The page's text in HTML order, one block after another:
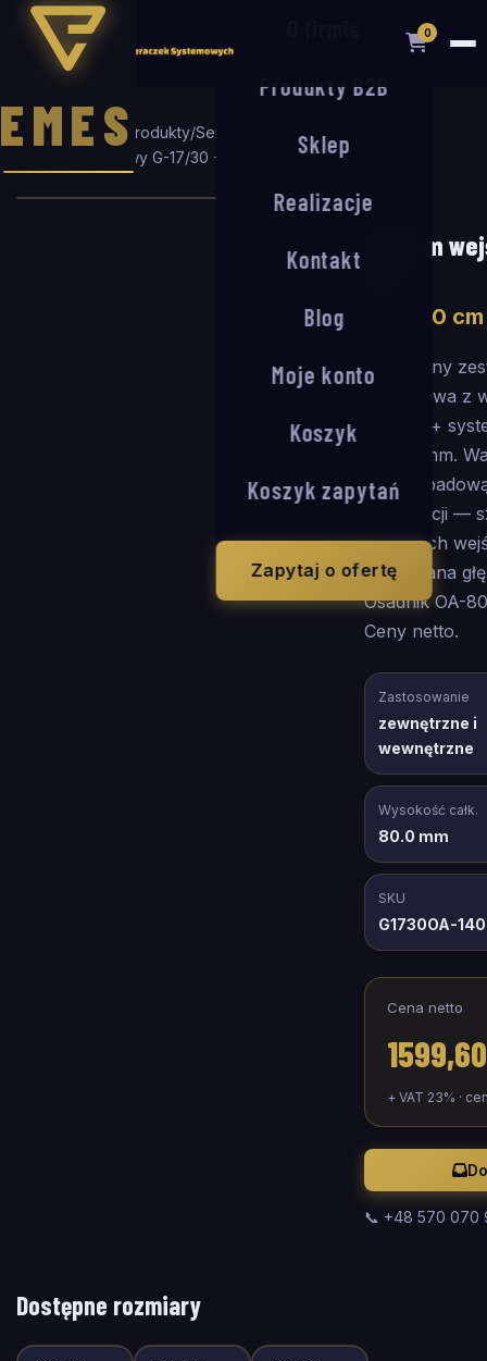
EMES
0
Produkty B2B
Sklep
Realizacje
Kontakt
Blog
Moje konto
Koszyk
Koszyk zapytań
Zapytaj o ofertę
Strona główna /Produkty/Seria G
System wejściowy G-17/30 + OA-80
140×80cm
SERIA G
System
80 cm
Kompletny
aluminiowa z
17 mm) +
OA-80 mm.
wodę
kanalizacji —
odkrytych
Wymagana
Osadnik OA-
Ceny netto.
Zastosowanie
zewnętrzne i
wewnętrzne
Wysokość całk.
80.0 mm
SKU
G1730OA-
Cena netto
+ VAT 23% ·
📞 +48 570 070
Dostępne rozmiary